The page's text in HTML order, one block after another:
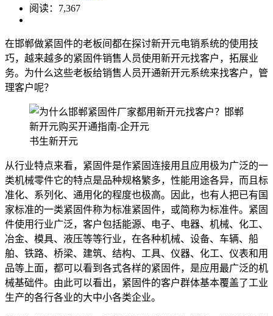
阅读：7,367
在邯郸做紧固件的老板间都在探讨新开元电销系统的使用技
巧，越来越多的紧固件销售人员使用新开元找客户，拓展业
务。为什么这些老板给销售人员开通新开元系统来找客户，管
理客户呢？
书生新开元
从行业特点来看，紧固件是作紧固连接用且应用极为广泛的一
类机械零件它的特点是品种规格繁多，性能用途各异，而且标
准化、系列化、通用化的程度也极高。因此，也有人把已有国
家标准的一类紧固件称为标准紧固件，或简称为标准件。紧固
件使用行业广泛，客户包括能源、电子、电器、机械、化工、
冶金、模具、液压等等行业，在各种机械、设备、车辆、船
舶、铁路、桥梁、建筑、结构、工具、仪器、化工、仪表和用
品等上面，都可以看到各式各样的紧固件，是应用最广泛的机
械基础件。由此可以看出，紧固件的客户群体基本覆盖了工业
生产的各行各业的大中小各类企业。